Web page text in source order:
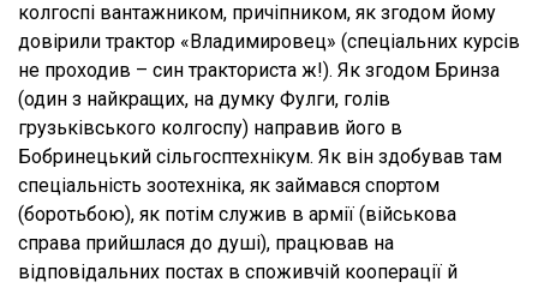
колгоспі вантажником, причіпником, як згодом йому
довірили трактор «Владимировец» (спеціальних курсів
не проходив – син тракториста ж!). Як згодом Бринза
(один з найкращих, на думку Фулги, голів
грузьківського колгоспу) направив його в
Бобринецький сільгосптехнікум. Як він здобував там
спеціальність зоотехніка, як займався спортом
(боротьбою), як потім служив в армії (військова
справа прийшлася до душі), працював на
відповідальних постах в споживчій кооперації й